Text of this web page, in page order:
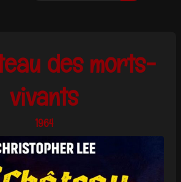
des morts-
vivants
1964